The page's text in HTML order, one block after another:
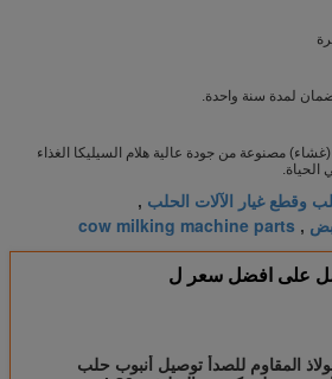
مصنوعة من جودة عالية هلام السيليكا الغذاء
الحياة.
وقطع غيار الآلات الحلب ,
,
cow milking machine parts
على افضل سعر ل
المقاوم للصدأ توصيل أنبوب حلب